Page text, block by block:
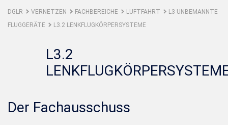
DGLR VERNETZEN FACHBEREICHE LUFTFAHRT
L3 UNBEMANNTE
FLUGGERÄTE
L3.2 LENKFLUGKÖRPERSYSTEME
L3.2
Der Fachausschuss